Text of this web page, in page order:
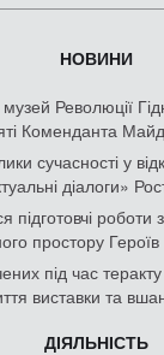
НОВИНИ
Революції
Коменданта
сучасності у
діалоги»
підготовчі
простору
під час
виставки та
ДІЯЛЬНІСТЬ